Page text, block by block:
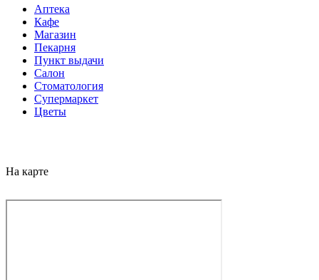
Аптека
Кафе
Магазин
Пекарня
Пункт выдачи
Салон
Стоматология
Супермаркет
Цветы
На карте